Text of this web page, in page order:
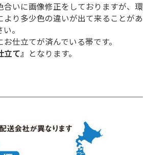
いに画像修正をしておりますが、環
より多少色の違いが出て来ることがあ
。
仕立てが済んでいる帯です。
立て』 となります。